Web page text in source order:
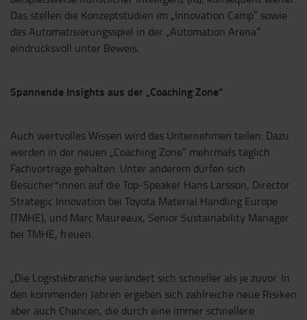
Das stellen die Konzeptstudien im „Innovation Camp“ sowie
das Automatisierungsspiel in der „Automation Arena“
eindrucksvoll unter Beweis.
Spannende Insights aus der „Coaching Zone“
Auch wertvolles Wissen wird das Unternehmen teilen: Dazu
werden in der neuen „Coaching Zone“ mehrmals täglich
Fachvorträge gehalten. Unter anderem dürfen sich
Besucher*innen auf die Top-Speaker Hans Larsson, Director
Strategic Innovation bei Toyota Material Handling Europe
(TMHE), und Marc Maureaux, Senior Sustainability Manager
bei TMHE, freuen.
„Die Logistikbranche verändert sich schneller als je zuvor. In
den kommenden Jahren ergeben sich zahlreiche neue Risiken
aber auch Chancen, die durch eine immer schnellere